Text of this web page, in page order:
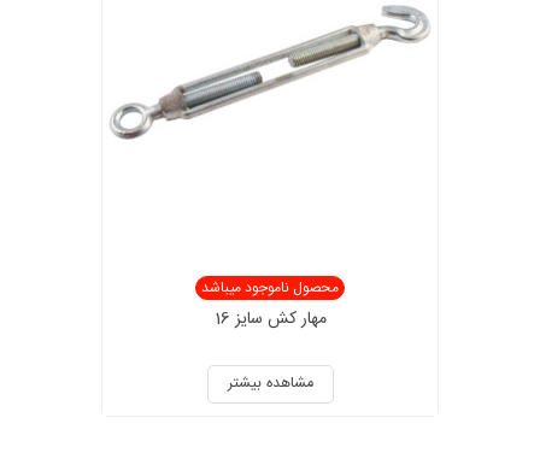
محصول ناموجود میباشد
مهار کش سایز 16
مشاهده بیشتر